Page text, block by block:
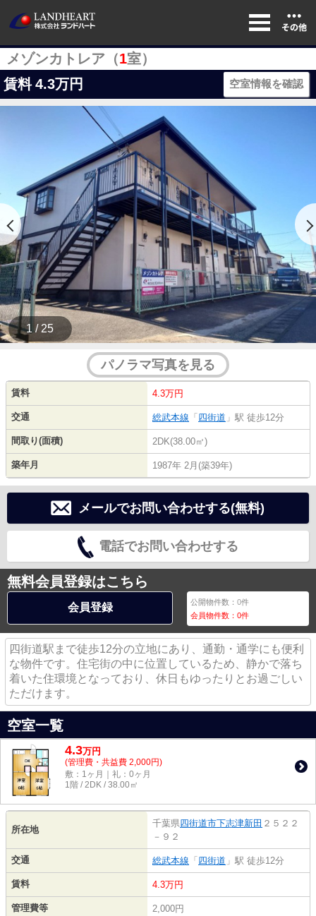
メゾンカトレア（1室）
賃料 4.3万円 空室情報を確認
1 / 25
パノラマ写真を見る
賃料 4.3万円
交通 総武本線 「 四街道 」駅 徒歩12分
間取り(面積) 2DK(38.00㎡)
築年月 1987年 2月(築39年)
メールでお問い合わせする(無料)
電話でお問い合わせする
無料会員登録はこちら
会員登録 公開物件数：0件
会員物件数：0件
四街道駅まで徒歩12分の立地にあり、通勤・通学にも便利
な物件です。住宅街の中に位置しているため、静かで落ち
着いた住環境となっており、休日もゆったりとお過ごしい
ただけます。
空室一覧
4.3万円
(管理費・共益費 2,000円)
敷：1ヶ月｜礼：0ヶ月
1階 / 2DK / 38.00㎡
所在地
千葉県四街道市下志津新田 ２５２２
－９２
交通 総武本線 「 四街道 」駅 徒歩12分
賃料 4.3万円
管理費等 2,000円